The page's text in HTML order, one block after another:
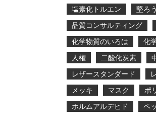
塩素化トルエン
堅ろ
品質コンサルティング
化学物質のいろは
化
人権
二酸化炭素
レザースタンダード
メッキ
マスク ポ
ホルムアルデヒド
ペ